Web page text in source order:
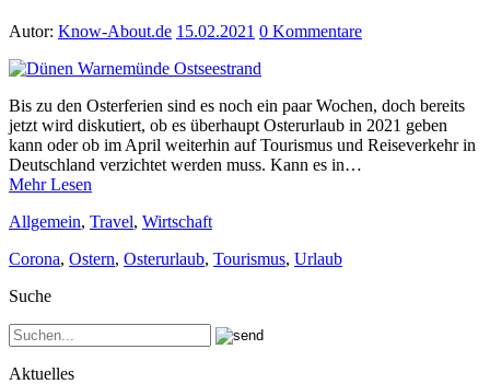
Autor: Know-About.de 15.02.2021 0 Kommentare
Bis zu den Osterferien sind es noch ein paar Wochen, doch bereits
jetzt wird diskutiert, ob es überhaupt Osterurlaub in 2021 geben
kann oder ob im April weiterhin auf Tourismus und Reiseverkehr in
Deutschland verzichtet werden muss. Kann es in…
Mehr Lesen
Allgemein, Travel, Wirtschaft
Corona, Ostern, Osterurlaub, Tourismus, Urlaub
Suche
Aktuelles